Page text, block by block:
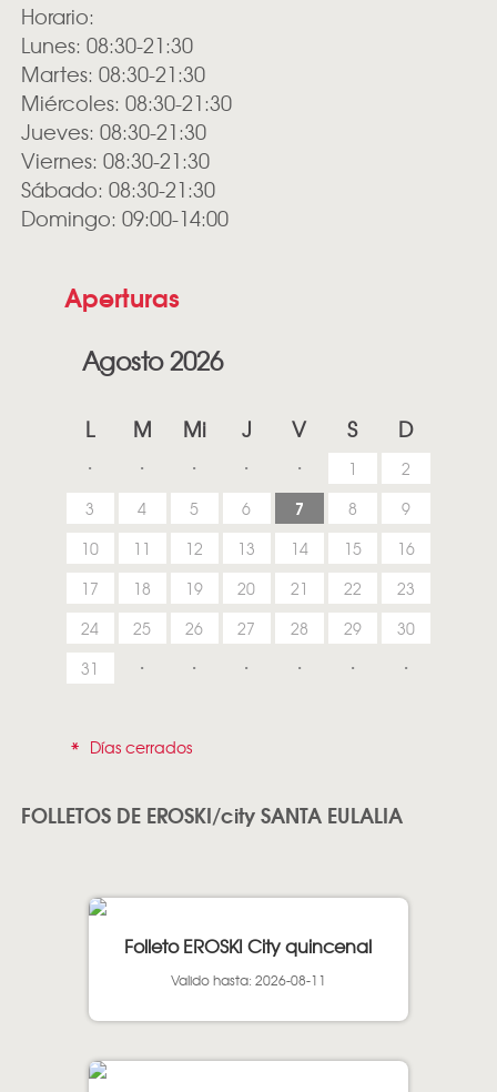
Horario:
Lunes: 08:30-21:30
Martes: 08:30-21:30
Miércoles: 08:30-21:30
Jueves: 08:30-21:30
Viernes: 08:30-21:30
Sábado: 08:30-21:30
Domingo: 09:00-14:00
Aperturas
Agosto 2026
L M Mi J V S D
1
2
3
4 5 6 7 8
9
10
11 12 13 14 15
16
17
18 19 20 21 22
23
24
25 26 27 28 29
30
31
* Días cerrados
FOLLETOS DE EROSKI/city SANTA EULALIA
Folleto EROSKI City quincenal
Valido hasta: 2026-08-11